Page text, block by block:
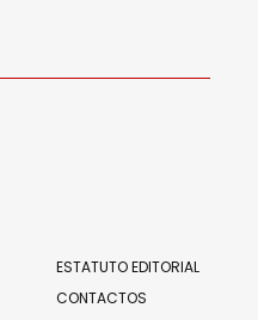
ESTATUTO EDITORIAL
CONTACTOS